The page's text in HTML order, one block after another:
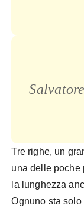
Tre righe, un
una delle poche
la lunghezza
Ognuno sta